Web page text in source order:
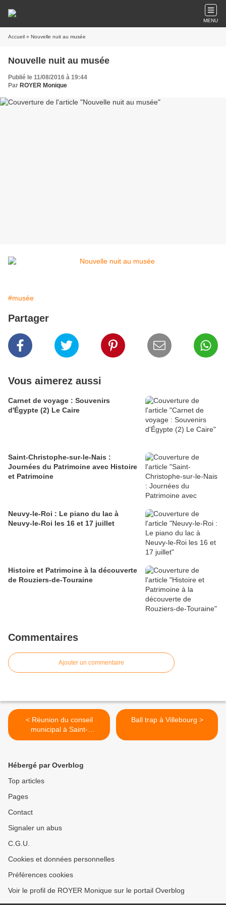
MENU
Accueil » Nouvelle nuit au musée
Nouvelle nuit au musée
Publié le 11/08/2016 à 19:44
Par ROYER Monique
#musée
Partager
Vous aimerez aussi
Carnet de voyage : Souvenirs
d'Égypte (2) Le Caire
Saint-Christophe-sur-le-Nais :
Journées du Patrimoine avec Histoire
et Patrimoine
Neuvy-le-Roi : Le piano du lac à
Neuvy-le-Roi les 16 et 17 juillet
Histoire et Patrimoine à la découverte
de Rouziers-de-Touraine
Commentaires
Ajouter un commentaire
< Réunion du conseil
municipal à Saint-
Christophe-sur-le-Nais
Ball trap à Villebourg >
Hébergé par Overblog
Top articles
Pages
Contact
Signaler un abus
C.G.U.
Cookies et données personnelles
Préférences cookies
Voir le profil de ROYER Monique sur le portail Overblog